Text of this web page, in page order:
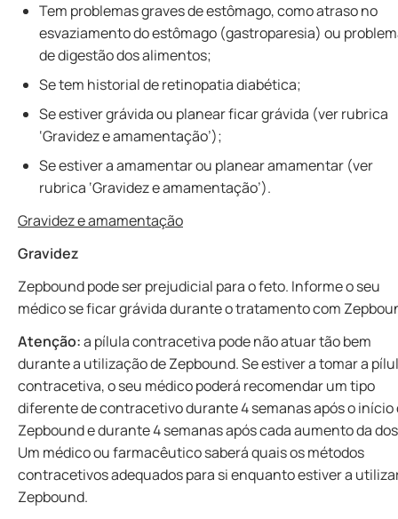
Tem problemas graves de estômago, como atraso no
esvaziamento do estômago (gastroparesia) ou
de digestão dos alimentos;
Se tem historial de retinopatia diabética;
Se estiver grávida ou planear ficar grávida (ver rubrica
‘Gravidez e amamentação’);
Se estiver a amamentar ou planear amamentar (ver
rubrica ‘Gravidez e amamentação’).
Gravidez e amamentação
Gravidez
Zepbound pode ser prejudicial para o feto. Informe o seu
médico se ficar grávida durante o tratamento com
Atenção:a pílula contracetiva pode não atuar tão bem
durante a utilização de Zepbound. Se estiver a tomar a
contracetiva, o seu médico poderá recomendar um tipo
diferente de contracetivo durante 4 semanas após o início
Zepbound e durante 4 semanas após cada aumento da
Um médico ou farmacêutico saberá quais os métodos
contracetivos adequados para si enquanto estiver a
Zepbound.